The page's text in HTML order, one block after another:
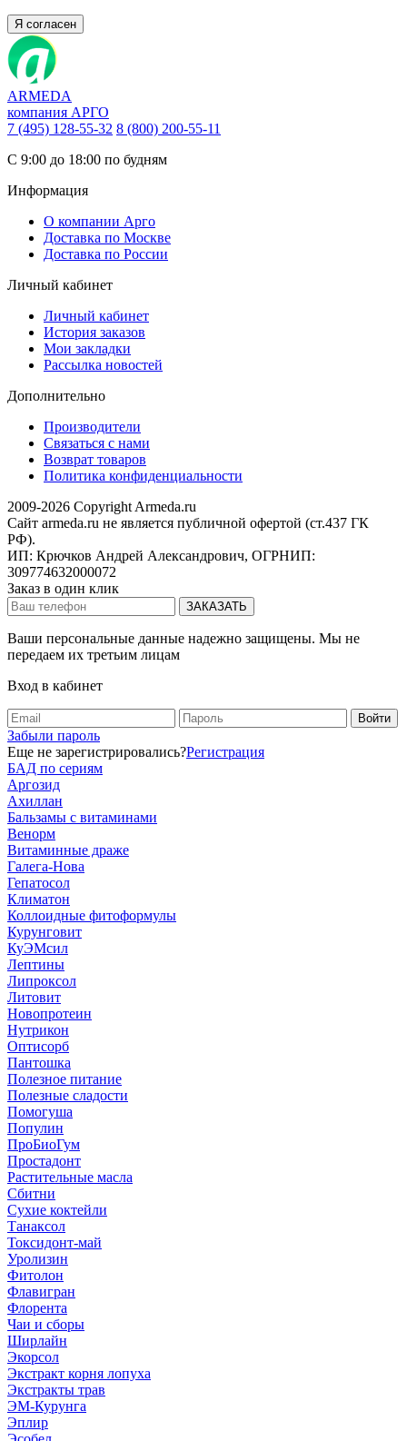
Я согласен
ARMEDA
компания АРГО
7 (495) 128-55-32 8 (800) 200-55-11
С 9:00 до 18:00 по будням
Информация
О компании Арго
Доставка по Москве
Доставка по России
Личный кабинет
Личный кабинет
История заказов
Мои закладки
Рассылка новостей
Дополнительно
Производители
Связаться с нами
Возврат товаров
Политика конфиденциальности
2009-2026 Copyright Armeda.ru
Сайт armeda.ru не является публичной офертой (ст.437 ГК
РФ).
ИП: Крючков Андрей Александрович, ОГРНИП:
309774632000072
Заказ в один клик
Ваши персональные данные надежно защищены. Мы не
передаем их третьим лицам
Вход в кабинет
Забыли пароль
Еще не зарегистрировались?Регистрация
БАД по сериям
Аргозид
Ахиллан
Бальзамы с витаминами
Венорм
Витаминные драже
Галега-Нова
Гепатосол
Климатон
Коллоидные фитоформулы
Курунговит
КуЭМсил
Лептины
Липроксол
Литовит
Новопротеин
Нутрикон
Оптисорб
Пантошка
Полезное питание
Полезные сладости
Помогуша
Популин
ПроБиоГум
Простадонт
Растительные масла
Сбитни
Сухие коктейли
Танаксол
Токсидонт-май
Уролизин
Фитолон
Флавигран
Флорента
Чаи и сборы
Ширлайн
Экорсол
Экстракт корня лопуха
Экстракты трав
ЭМ-Курунга
Эплир